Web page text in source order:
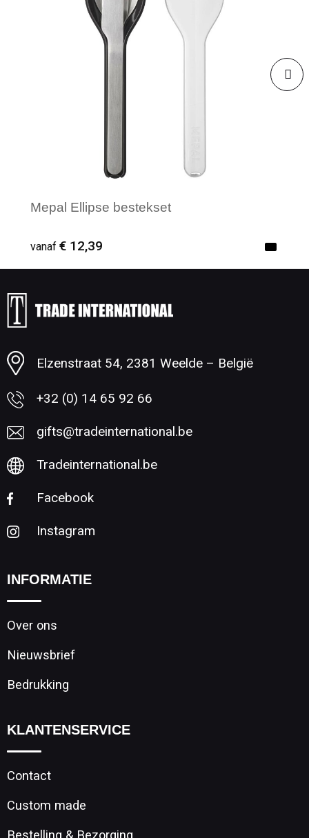
Mepal Ellipse bestekset
vanaf € 12,39
Minimale afname: 1
Elzenstraat 54, 2381 Weelde – België
+32 (0) 14 65 92 66
gifts@tradeinternational.be
Tradeinternational.be
Facebook
Instagram
INFORMATIE
Over ons
Nieuwsbrief
Bedrukking
KLANTENSERVICE
Contact
Custom made
Bestelling & Bezorging